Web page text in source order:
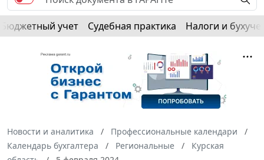
Бюджетный учет Судебная практика Налоги и
Новости и аналитика
Профессиональные календари
Календарь бухгалтера
Региональные
Курская